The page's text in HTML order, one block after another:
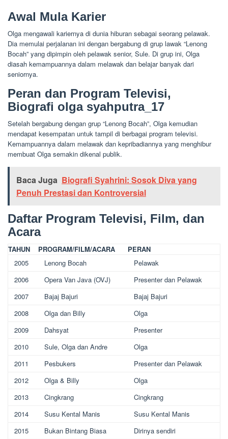
Awal Mula Karier
Olga mengawali kariernya di dunia hiburan sebagai seorang pelawak.
Dia memulai perjalanan ini dengan bergabung di grup lawak “Lenong
Bocah” yang dipimpin oleh pelawak senior, Sule. Di grup ini, Olga
diasah kemampuannya dalam melawak dan belajar banyak dari
seniornya.
Peran dan Program Televisi,
Biografi olga syahputra_17
Setelah bergabung dengan grup “Lenong Bocah”, Olga kemudian
mendapat kesempatan untuk tampil di berbagai program televisi.
Kemampuannya dalam melawak dan kepribadiannya yang menghibur
membuat Olga semakin dikenal publik.
Baca Juga Biografi Syahrini: Sosok Diva yang
Penuh Prestasi dan Kontroversial
Daftar Program Televisi, Film, dan
Acara
TAHUN PROGRAM/FILM/ACARA
PERAN
2005
Lenong Bocah
Pelawak
2006
Opera Van Java (OVJ)
Presenter dan Pelawak
2007
Bajaj Bajuri
Bajaj Bajuri
2008
Olga dan Billy
Olga
2009
Dahsyat
Presenter
2010
Sule, Olga dan Andre
Olga
2011
Pesbukers
Presenter dan Pelawak
2012
Olga & Billy
Olga
2013
Cingkrang
Cingkrang
2014
Susu Kental Manis
Susu Kental Manis
2015
Bukan Bintang Biasa
Dirinya sendiri